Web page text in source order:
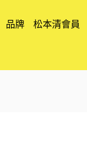
品牌 松本清會員